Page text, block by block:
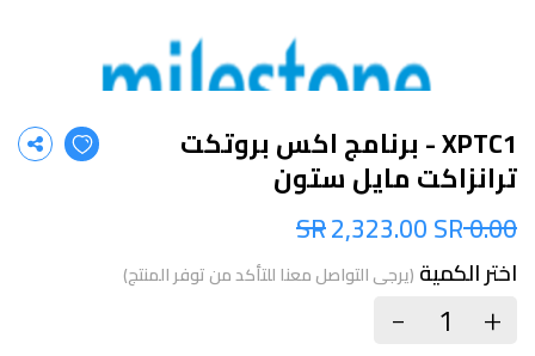
XPTC1 - برنامج اكس بروتكت
ترانزاكت مايل ستون
0.00 SR
2,323.00 SR
اختر الكمية (يرجى التواصل معنا للتأكد من توفر المنتج)
+
-